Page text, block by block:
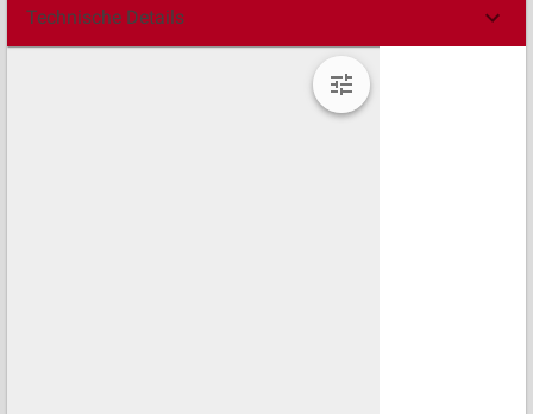
Technische Details